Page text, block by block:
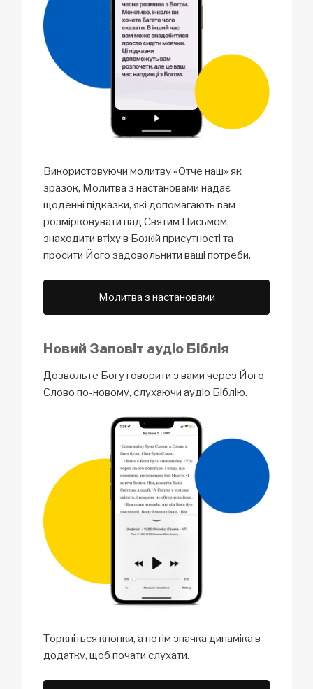
Використовуючи молитву «Отче наш» як
зразок, Молитва з настановами надає
щоденні підказки, які допомагають вам
розмірковувати над Святим Письмом,
знаходити втіху в Божій присутності та
просити Його задовольнити ваші потреби.
Молитва з настановами
Новий Заповіт аудіо Біблія
Дозвольте Богу говорити з вами через Його
Слово по-новому, слухаючи аудіо Біблію.
Торкніться кнопки, а потім значка динаміка в
додатку, щоб почати слухати.